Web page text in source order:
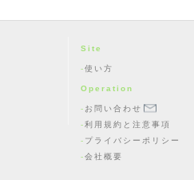
Site
使い方
Operation
お問い合わせ
利用規約と注意事項
プライバシーポリシー
会社概要